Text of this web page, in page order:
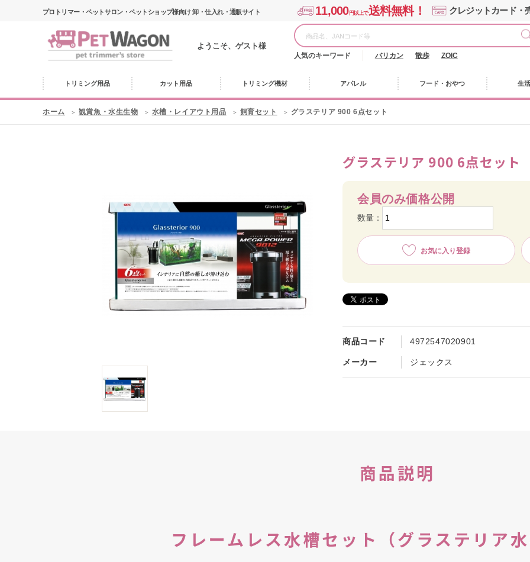
プロトリマー・ペットサロン・ペットショップ様向け 卸・仕入れ・通販サイト 11,000円以上で送料無料！ クレジットカード・
ようこそ、ゲスト様
人気のキーワード バリカン 散歩 ZOIC
トリミング用品 カット用品 トリミング機材 アパレル フード・おやつ 生
ホーム 観賞魚・水生生物 水槽・レイアウト用品 飼育セット グラステリア 900 6点セット
グラステリア 900 6点セット
商品コード 4972547020901
メーカー ジェックス
会員のみ価格公開
数量：
お気に入り登録
商品説明
フレームレス水槽セット（グラステリア水